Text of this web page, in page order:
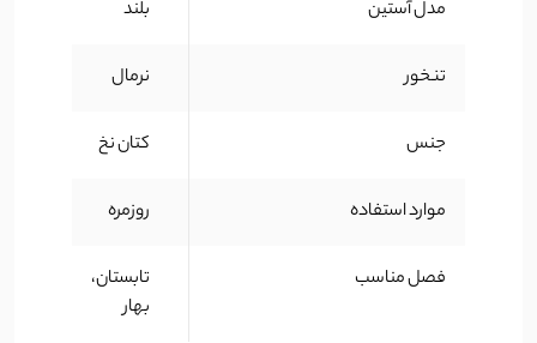
مدل آستین بلند
تنخور نرمال
جنس کتان نخ
موارد استفاده روزمره
فصل مناسب
تابستان،
بهار